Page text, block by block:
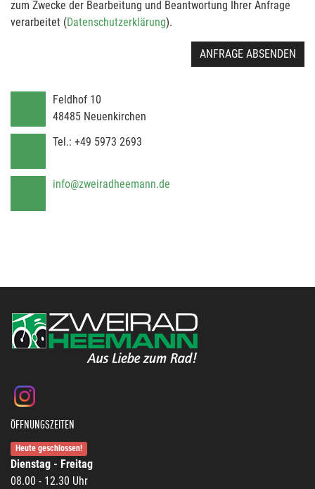
zum Zwecke der Bearbeitung und Beantwortung Ihrer Anfrage
verarbeitet (Datenschutzerklärung).
ANFRAGE ABSENDEN
Feldhof 10
48485 Neuenkirchen
Tel.: +49 5973 2693
info@zweiradheemann.de
ÖFFNUNGSZEITEN
Heute geschlossen!
Dienstag - Freitag
08.00 - 12.30 Uhr